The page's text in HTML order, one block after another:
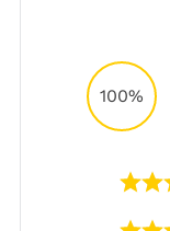
100%